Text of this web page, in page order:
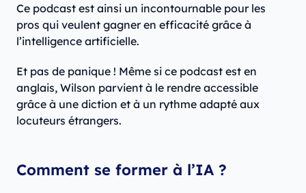
Ce podcast est ainsi un incontournable pour les
pros qui veulent gagner en efficacité grâce à
l’intelligence artificielle.
Et pas de panique ! Même si ce podcast est en
anglais, Wilson parvient à le rendre accessible
grâce à une diction et à un rythme adapté aux
locuteurs étrangers.
Comment se former à l’IA ?